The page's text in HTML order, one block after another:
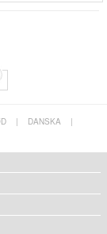
| DANSKA
|